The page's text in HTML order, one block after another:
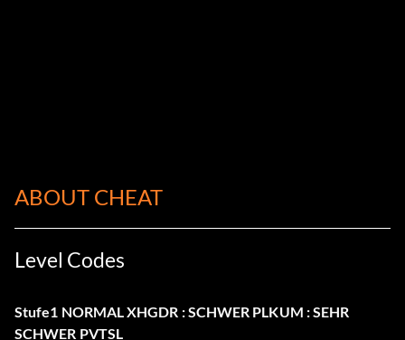
ABOUT CHEAT
Level Codes
Stufe1 NORMAL XHGDR : SCHWER PLKUM : SEHR
SCHWER PVTSL